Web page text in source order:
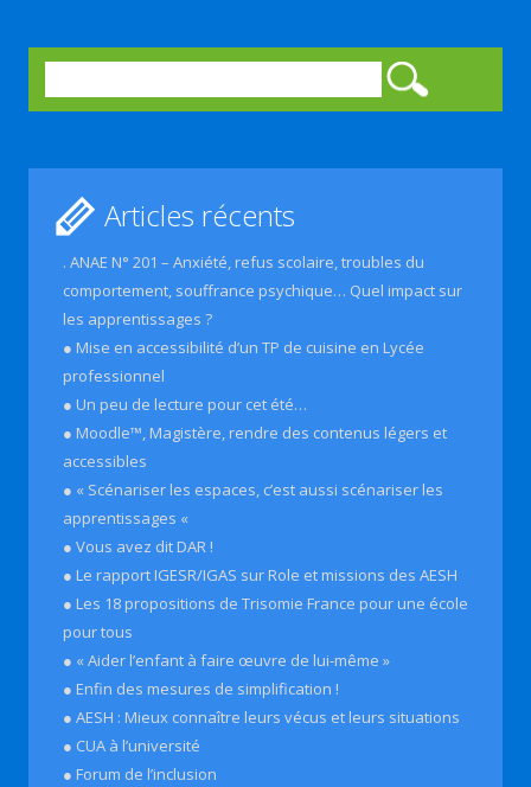
Articles récents
. ANAE N° 201 – Anxiété, refus scolaire, troubles du
comportement, souffrance psychique… Quel impact sur
les apprentissages ?
● Mise en accessibilité d’un TP de cuisine en Lycée
professionnel
● Un peu de lecture pour cet été…
● Moodle™, Magistère, rendre des contenus légers et
accessibles
● « Scénariser les espaces, c’est aussi scénariser les
apprentissages «
● Vous avez dit DAR !
● Le rapport IGESR/IGAS sur Role et missions des AESH
● Les 18 propositions de Trisomie France pour une école
pour tous
● « Aider l’enfant à faire œuvre de lui-même »
● Enfin des mesures de simplification !
● AESH : Mieux connaître leurs vécus et leurs situations
● CUA à l’université
● Forum de l’inclusion